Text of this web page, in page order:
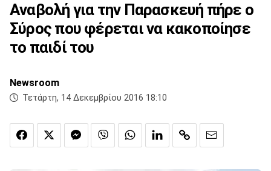
Αναβολή για την Παρασκευή πήρε ο
Σύρος που φέρεται να κακοποίησε
το παιδί του
Newsroom
Τετάρτη, 14 Δεκεμβρίου 2016 18:10